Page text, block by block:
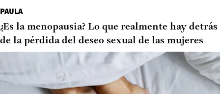
PAULA
¿Es la menopausia? Lo que realmente hay detrás
de la pérdida del deseo sexual de las mujeres